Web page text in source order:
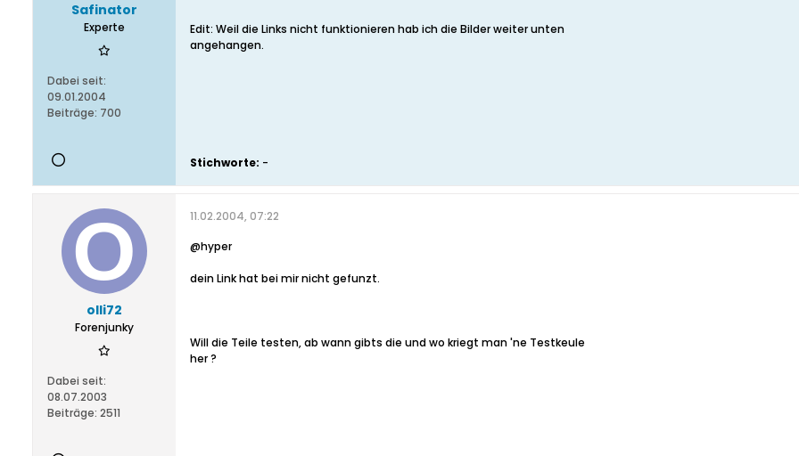
Safinator
Experte
Dabei seit:
09.01.2004
Beiträge: 700
Edit: Weil die Links nicht funktionieren hab ich die Bilder weiter unten
angehangen.
Stichworte: -
olli72
Forenjunky
Dabei seit:
08.07.2003
Beiträge: 2511
11.02.2004, 07:22
@hyper
dein Link hat bei mir nicht gefunzt.
Will die Teile testen, ab wann gibts die und wo kriegt man 'ne Testkeule
her ?